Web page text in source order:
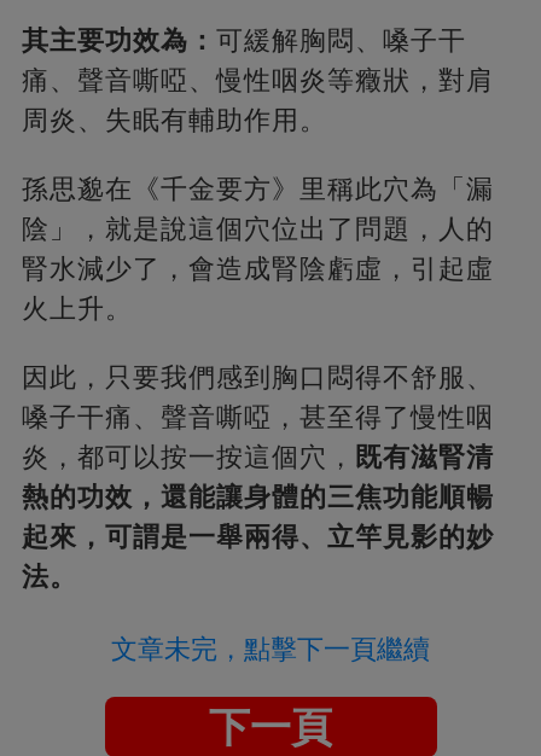
其主要功效為： 可緩解胸悶、嗓子干
痛、聲音嘶啞、慢性咽炎等癥狀，對肩
周炎、失眠有輔助作用。
孫思邈在《千金要方》里稱此穴為「漏
陰」，就是說這個穴位出了問題，人的
腎水減少了，會造成腎陰虧虛，引起虛
火上升。
因此，只要我們感到胸口悶得不舒服、
嗓子干痛、聲音嘶啞，甚至得了慢性咽
炎，都可以按一按這個穴， 既有滋腎清
熱的功效，還能讓身體的三焦功能順暢
起來，可謂是一舉兩得、立竿見影的妙
法。
文章未完，點擊下一頁繼續
下一頁